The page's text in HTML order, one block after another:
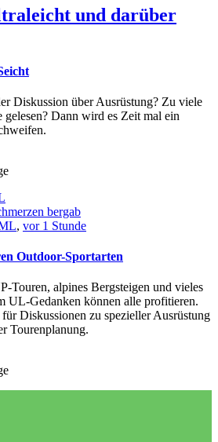
und darüber
Diskussion über Ausrüstung? Zu viele
gelesen? Dann wird es Zeit mal ein
bergab
, vor 1 Stunde
Outdoor-Sportarten
Touren, alpines Bergsteigen und vieles
UL-Gedanken können alle profitieren.
Diskussionen zu spezieller Ausrüstung
Tourenplanung.